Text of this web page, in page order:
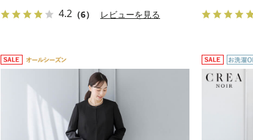
4.2（6） レビューを見る